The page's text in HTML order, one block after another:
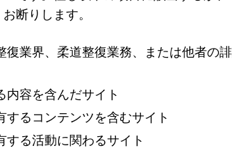
断りします。
復業界、柔道整復業務、または他者の
内容を含んだサイト
るコンテンツを含むサイト
る活動に関わるサイト